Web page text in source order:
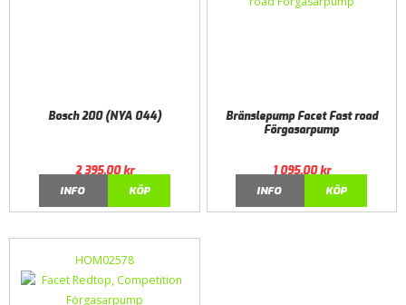
Bosch 200 (NYA 044)
2 395,00kr
INFO
KÖP
Bränslepump Facet Fast road
Förgasarpump
1 095,00kr
INFO
KÖP
HOM02578